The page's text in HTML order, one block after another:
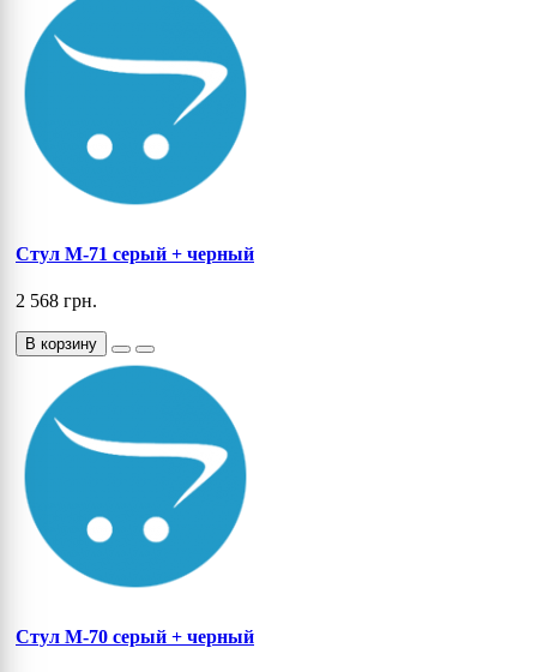
Cтул M-71 серый + черный
2 568 грн.
В корзину
Cтул M-70 серый + черный